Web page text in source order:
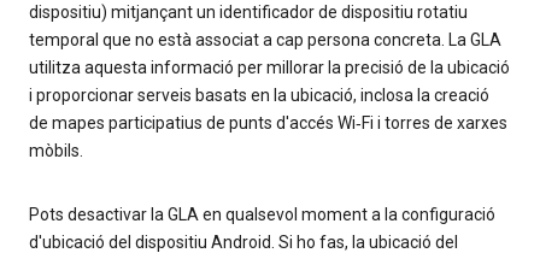
dispositiu) mitjançant un identificador de dispositiu rotatiu
temporal que no està associat a cap persona concreta. La GLA
utilitza aquesta informació per millorar la precisió de la ubicació
i proporcionar serveis basats en la ubicació, inclosa la creació
de mapes participatius de punts d'accés Wi‑Fi i torres de xarxes
mòbils.
Pots desactivar la GLA en qualsevol moment a la configuració
d'ubicació del dispositiu Android. Si ho fas, la ubicació del